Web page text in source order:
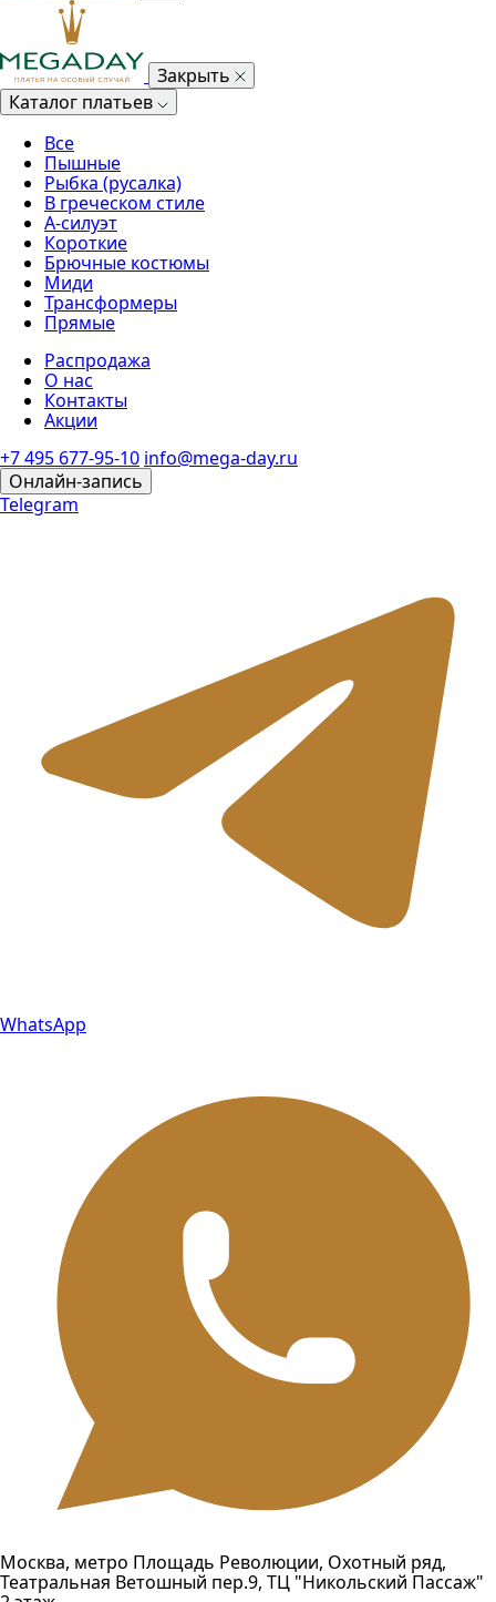
Закрыть
Каталог платьев
Все
Пышные
Рыбка (русалка)
В греческом стиле
А-силуэт
Короткие
Брючные костюмы
Миди
Трансформеры
Прямые
Распродажа
О нас
Контакты
Акции
+7 495 677-95-10 info@mega-day.ru
Онлайн-запись
Telegram
WhatsApp
Москва, метро Площадь Революции, Охотный ряд,
Театральная Ветошный пер.9, ТЦ "Никольский Пассаж"